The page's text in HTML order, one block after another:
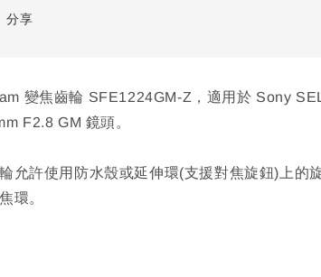
分享
變焦齒輪 SFE1224GM-Z，適用於 Sony
F2.8 GM 鏡頭。
允許使用防水殼或延伸環(支援對焦旋鈕)上的
環。